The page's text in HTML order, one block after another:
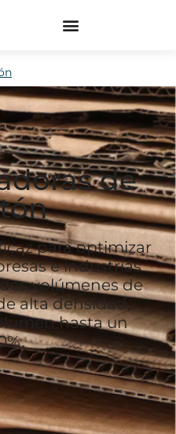
de
para optimizar
e industrias
volúmenes de
alta densidad,
hasta un